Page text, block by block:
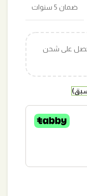
ضمان 5 سنوات
على شحن